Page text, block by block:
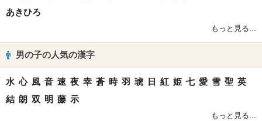
あきひろ
もっと見る...
男の子の人気の漢字
水 心 風 音 速 夜 幸 蒼 時 羽 琥 日 紅 姫 七 愛 雪 聖 英
結 朗 双 明 藤 示
もっと見る...